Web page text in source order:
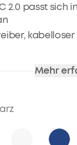
2.0 passt sich
mit HearID
IPX4
Tipps zum
Mehr